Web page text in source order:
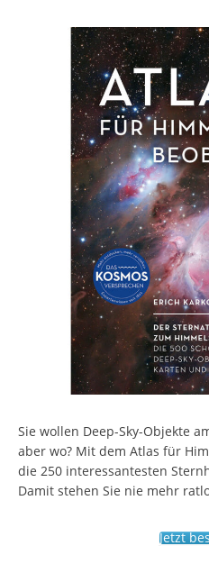
Sie wollen Deep-Sky-Objekte
aber wo? Mit dem Atlas für
die 250 interessantesten
Damit stehen Sie nie mehr
Jetzt